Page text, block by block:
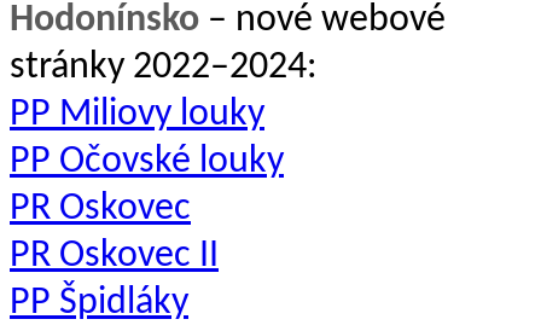
Hodonínsko – nové webové
stránky 2022–2024:
PP Miliovy louky
PP Očovské louky
PR Oskovec
PR Oskovec II
PP Špidláky